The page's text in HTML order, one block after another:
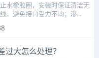
水橡胶圈，安装时保证清洁无
，避免接口受力不均；渗...
过大怎么处理？